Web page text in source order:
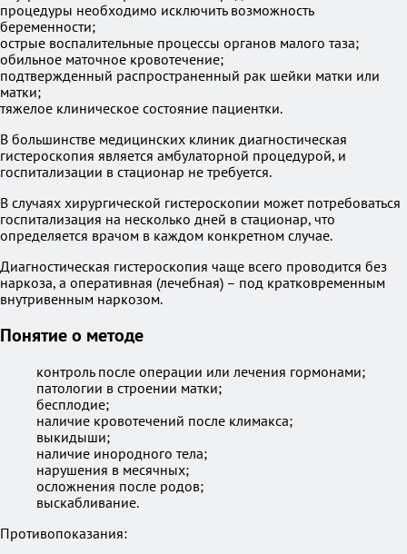
процедуры необходимо исключить возможность
беременности;
острые воспалительные процессы органов малого таза;
обильное маточное кровотечение;
подтвержденный распространенный рак шейки матки или
матки;
тяжелое клиническое состояние пациентки.
В большинстве медицинских клиник диагностическая
гистероскопия является амбулаторной процедурой, и
госпитализации в стационар не требуется.
В случаях хирургической гистероскопии может потребоваться
госпитализация на несколько дней в стационар, что
определяется врачом в каждом конкретном случае.
Диагностическая гистероскопия чаще всего проводится без
наркоза, а оперативная (лечебная) – под кратковременным
внутривенным наркозом.
Понятие о методе
контроль после операции или лечения гормонами;
патологии в строении матки;
бесплодие;
наличие кровотечений после климакса;
выкидыши;
наличие инородного тела;
нарушения в месячных;
осложнения после родов;
выскабливание.
Противопоказания: